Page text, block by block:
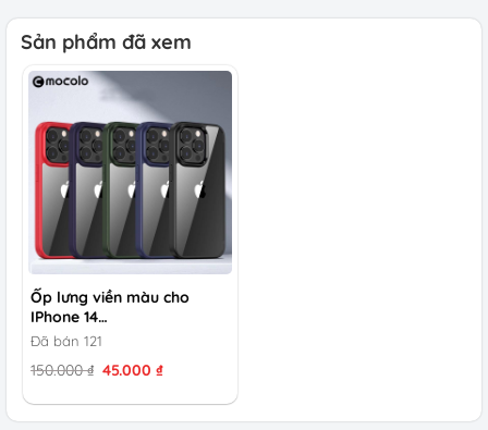
Sản phẩm đã xem
Ốp lưng viền màu cho
IPhone 14…
Đã bán 121
150.000₫ Giá
là:
45.000₫Giá
tại